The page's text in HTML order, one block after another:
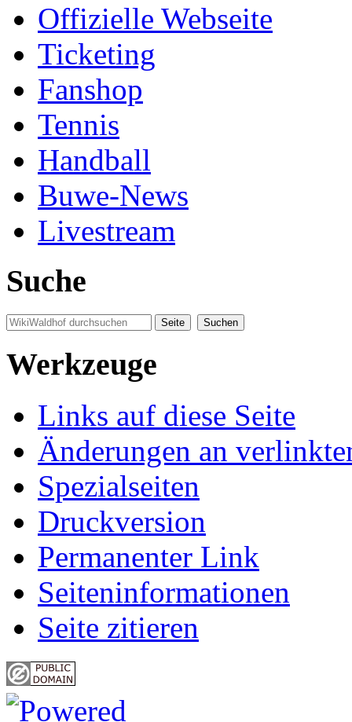
Offizielle Webseite
Ticketing
Fanshop
Tennis
Handball
Buwe-News
Livestream
Suche
Werkzeuge
Links auf diese Seite
Änderungen an
Spezialseiten
Druckversion
Permanenter Link
Seiten­informationen
Seite zitieren